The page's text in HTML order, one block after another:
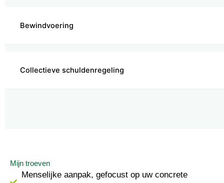
Bewindvoering
Collectieve schuldenregeling
Mijn troeven
Menselijke aanpak, gefocust op uw concrete